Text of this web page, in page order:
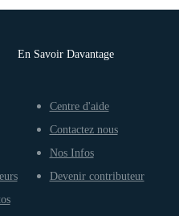
En Savoir Davantage
Centre d'aide
Contactez nous
Nos Infos
Devenir contributeur